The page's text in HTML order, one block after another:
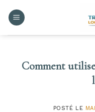
Comment
POSTÉ LE